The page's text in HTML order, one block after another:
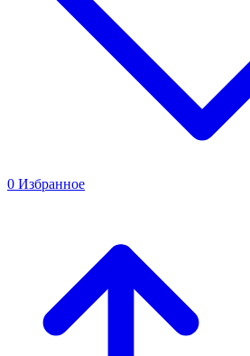
0 Избранное